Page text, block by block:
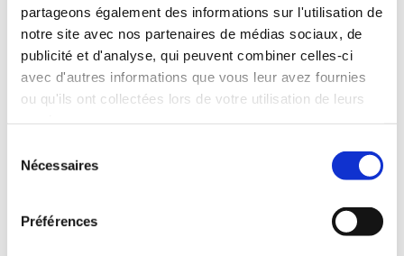
partageons également des informations sur l'utilisation de
notre site avec nos partenaires de médias sociaux, de
publicité et d'analyse, qui peuvent combiner celles-ci
avec d'autres informations que vous leur avez fournies
ou qu'ils ont collectées lors de votre utilisation de leurs
Nécessaires
Préférences
Ut enim ad minim veniam, quis nostrud
exercitation ullamco laboris nisi ut aliquip ex
ea commodo consequat. Duis aute irure dolor
in reprehenderit in voluptate velit esse cillum
occaecat cupi datat non proident, sunt in
illo.